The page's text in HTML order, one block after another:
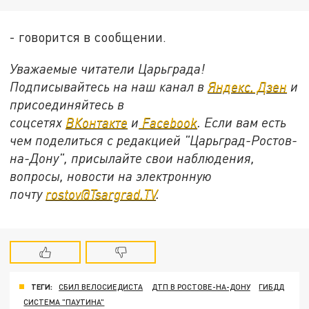
- говорится в сообщении.
Уважаемые читатели Царьграда!
Подписывайтесь на наш канал вЯндекс. Дзен и
присоединяйтесь в
соцсетях ВКонтакте и Facebook. Если вам есть
чем поделиться с редакцией "Царьград-Ростов-
на-Дону", присылайте свои наблюдения,
вопросы, новости на электронную
почту rostov@Tsargrad.ТV.
ТЕГИ: СБИЛ ВЕЛОСИЕДИСТА ДТП В РОСТОВЕ-НА-ДОНУ
ГИБДД
СИСТЕМА "ПАУТИНА"